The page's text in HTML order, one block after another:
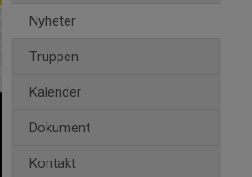
Nyheter
Truppen
Kalender
Dokument
Kontakt